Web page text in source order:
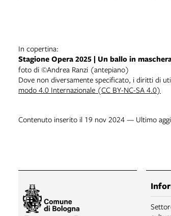
In copertina:
Stagione Opera 2025 | Un ballo in
foto di ©Andrea Ranzi (antepiano)
Dove non diversamente specificato, i diritti di
modo 4.0 Internazionale (CC BY-NC-SA 4.0)
Contenuto inserito il 19 nov 2024 — Ultimo